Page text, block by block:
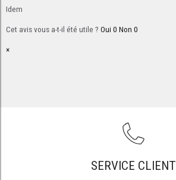
Idem
Cet avis vous a-t-il été utile ? Oui0 Non 0
×
SERVICE CLIENT